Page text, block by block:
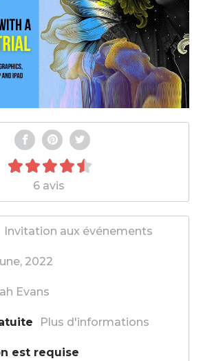
6 avis
Invitation aux événements
2022
Evans
Plus d'informations
est requise